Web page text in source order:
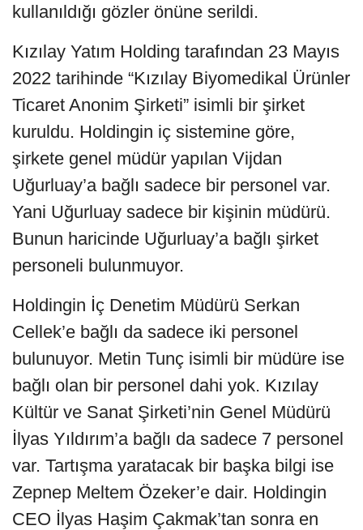
kullanıldığı gözler önüne serildi.
Kızılay Yatım Holding tarafından 23 Mayıs
2022 tarihinde “Kızılay Biyomedikal Ürünler
Ticaret Anonim Şirketi” isimli bir şirket
kuruldu. Holdingin iç sistemine göre,
şirkete genel müdür yapılan Vijdan
Uğurluay’a bağlı sadece bir personel var.
Yani Uğurluay sadece bir kişinin müdürü.
Bunun haricinde Uğurluay’a bağlı şirket
personeli bulunmuyor.
Holdingin İç Denetim Müdürü Serkan
Cellek’e bağlı da sadece iki personel
bulunuyor. Metin Tunç isimli bir müdüre ise
bağlı olan bir personel dahi yok. Kızılay
Kültür ve Sanat Şirketi’nin Genel Müdürü
İlyas Yıldırım’a bağlı da sadece 7 personel
var. Tartışma yaratacak bir başka bilgi ise
Zepnep Meltem Özeker’e dair. Holdingin
CEO İlyas Haşim Çakmak’tan sonra en